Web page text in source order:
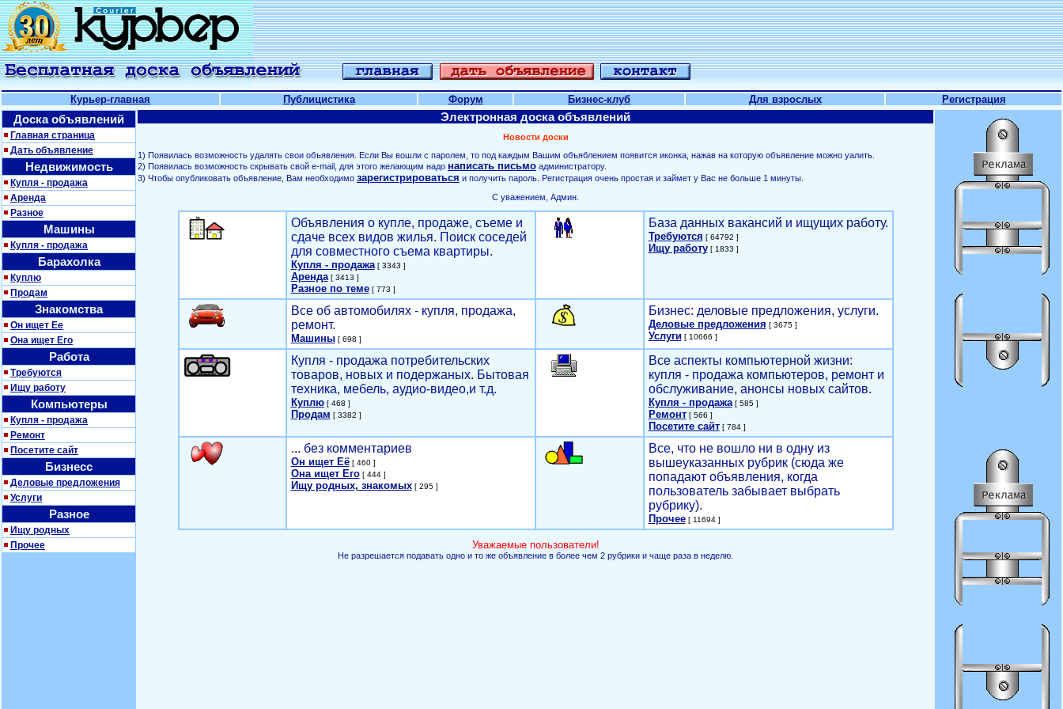
Курьер-главная Публицистика Форум Бизнес-клуб Для взрослых Регистрация
Доска объявлений
Главная страница
Дать объявление
Недвижимость
Купля - продажа
Аренда
Разное
Машины
Купля - продажа
Барахолка
Куплю
Продам
Знакомства
Он ищет Ее
Она ищет Его
Работа
Требуются
Ищу работу
Компьютеры
Купля - продажа
Ремонт
Посетите сайт
Бизнесс
Деловые предложения
Услуги
Разное
Ищу родных
Прочее
Электронная доска объявлений
Новости доски
1) Появилась возможность удалять свои объявления. Если Вы вошли с паролем, то под каждым Вашим объяблением появится иконка, нажав на которую объявление можно уалить.
2) Появилась возможность скрывать свой е-mail, для этого желающим надо написать письмо администратору.
3) Чтобы опубликовать объявление, Вам необходимо зарегистрироваться и получить пароль. Регистрация очень простая и займет у Вас не больше 1 минуты.
С уважением, Админ.
Объявления о купле, продаже, съеме и
сдаче всех видов жилья. Поиск соседей
для совместного съема квартиры.
Купля - продажа[ 3343 ]
Аренда[ 3413 ]
Разное по теме[ 773 ]
База данных вакансий и ищущих работу.
Требуются [ 64792 ]
Ищу работу[ 1833 ]
Все об автомобилях - купля, продажа,
ремонт.
Машины[ 698 ]
Бизнес: деловые предложения, услуги.
Деловые предложения [ 3675 ]
Услуги[ 10666 ]
Купля - продажа потребительских
товаров, новых и подержаных. Бытовая
техника, мебель, аудио-видео,и т.д.
Куплю[ 468 ]
Продам [ 3382 ]
Все аспекты компьютерной жизни:
купля - продажа компьютеров, ремонт и
обслуживание, анонсы новых сайтов.
Купля - продажа[ 585 ]
Ремонт[ 566 ]
Посетите сайт[ 784 ]
... без комментариев
Он ищет Её[ 460 ]
Она ищет Его[ 444 ]
Ищу родных, знакомых[ 295 ]
Все, что не вошло ни в одну из
вышеуказанных рубрик (сюда же
попадают объявления, когда
пользователь забывает выбрать
рубрику).
Прочее[ 11694 ]
Уважаемые пользователи!
Не разрешается подавать одно и то же объявление в более чем 2 рубрики и чаще раза в неделю.